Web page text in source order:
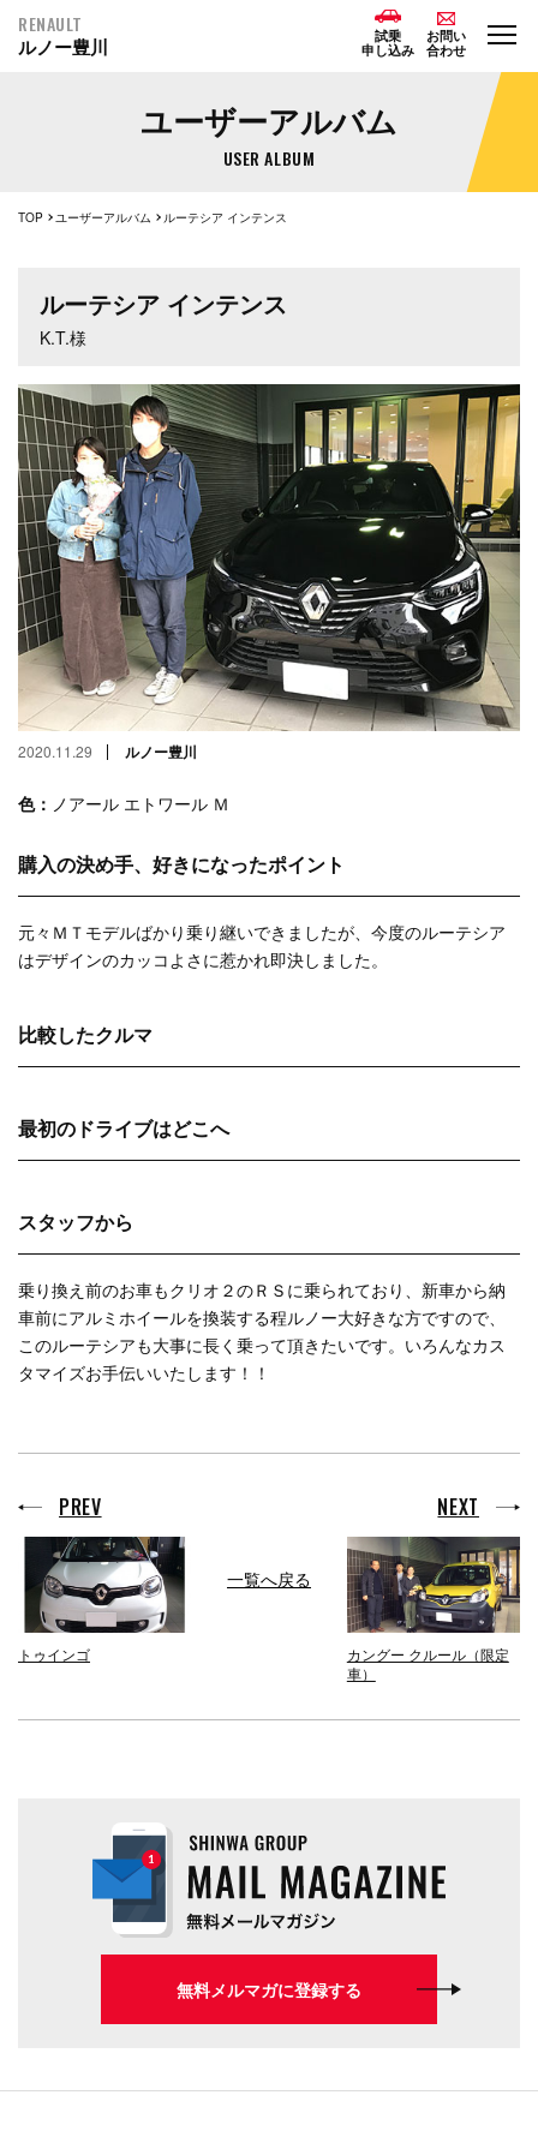
RENAULT
ルノー豊川
試乗
申し込み
お問い
合わせ
ユーザーアルバム
USER ALBUM
TOP ユーザーアルバム ルーテシア インテンス
ルーテシア インテンス
K.T.様
2020.11.29 ルノー豊川
色： ノアール エトワール Ｍ
購入の決め手、好きになったポイント
元々ＭＴモデルばかり乗り継いできましたが、今度のルーテシア
はデザインのカッコよさに惹かれ即決しました。
比較したクルマ
最初のドライブはどこへ
スタッフから
乗り換え前のお車もクリオ２のＲＳに乗られており、新車から納
車前にアルミホイールを換装する程ルノー大好きな方ですので、
このルーテシアも大事に長く乗って頂きたいです。いろんなカス
タマイズお手伝いいたします！！
PREV
トゥインゴ
一覧へ戻る
NEXT
カングー クルール（限定
車）
無料メルマガに登録する